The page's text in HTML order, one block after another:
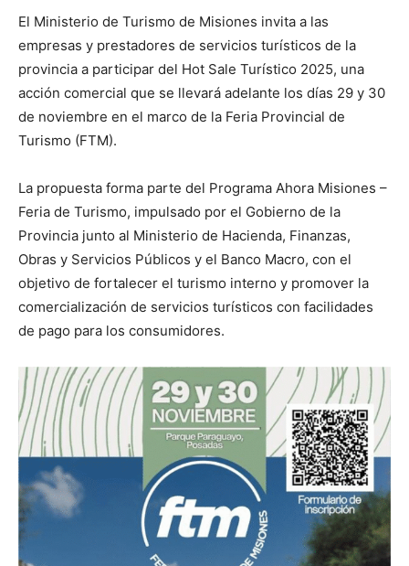
El Ministerio de Turismo de Misiones invita a las
empresas y prestadores de servicios turísticos de la
provincia a participar del Hot Sale Turístico 2025, una
acción comercial que se llevará adelante los días 29 y 30
de noviembre en el marco de la Feria Provincial de
Turismo (FTM).
La propuesta forma parte del Programa Ahora Misiones –
Feria de Turismo, impulsado por el Gobierno de la
Provincia junto al Ministerio de Hacienda, Finanzas,
Obras y Servicios Públicos y el Banco Macro, con el
objetivo de fortalecer el turismo interno y promover la
comercialización de servicios turísticos con facilidades
de pago para los consumidores.